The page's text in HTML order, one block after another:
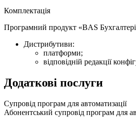
Комплектація
Програмний продукт «BAS
Дистрибутиви:
платформи;
відповідній редакції
Додаткові послуги
Супровід програм для автоматизації
Абонентський супровід програм для